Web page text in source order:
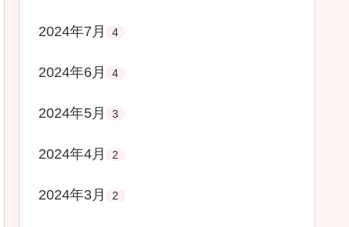
2024年7月 4
2024年6月 4
2024年5月 3
2024年4月 2
2024年3月 2